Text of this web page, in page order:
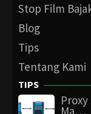
Stop Film
Blog
Tips
Tentang Kami
TIPS
Ma…